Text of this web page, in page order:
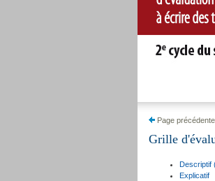
Page précédente
Grille
Descriptif
Explicatif